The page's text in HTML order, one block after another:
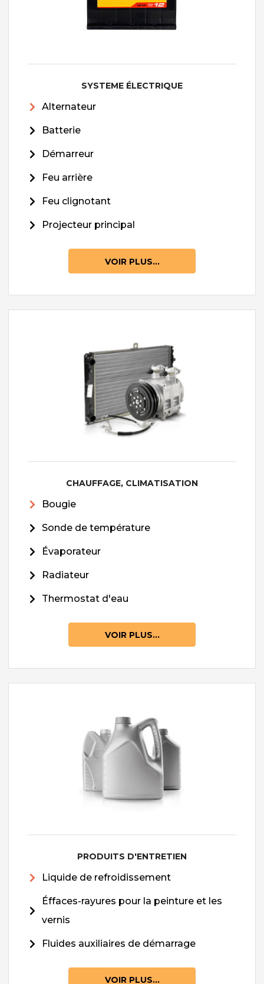
SYSTEME ÉLECTRIQUE
Alternateur
Batterie
Démarreur
Feu arrière
Feu clignotant
Projecteur principal
VOIR PLUS...
CHAUFFAGE, CLIMATISATION
Bougie
Sonde de température
Évaporateur
Radiateur
Thermostat d'eau
VOIR PLUS...
PRODUITS D'ENTRETIEN
Liquide de refroidissement
Éffaces-rayures pour la peinture et les
vernis
Fluides auxiliaires de démarrage
VOIR PLUS...